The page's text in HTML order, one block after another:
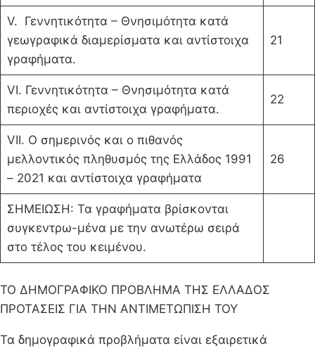
V. Γεννητικότητα – Θνησιμότητα κατά
γεωγραφικά διαμερίσματα και αντίστοιχα
γραφήματα.
21
VI. Γεννητικότητα – Θνησιμότητα κατά
περιοχές και αντίστοιχα γραφήματα.
22
VΙΙ. Ο σημερινός και ο πιθανός
μελλοντικός πλη­θυσμός της Ελλάδος 1991
– 2021 και αντίστοιχα γραφήματα
26
ΣΗΜΕΙΩΣΗ: Τα γραφήματα βρίσκονται
συγκεντρω-μένα με την ανωτέρω σειρά
στο τέλος του κειμένου.
ΤΟ ΔΗΜΟΓΡΑΦΙΚΟ ΠΡΟΒΛΗΜΑ ΤΗΣ ΕΛΛΑΔΟΣ
ΠΡΟΤΑΣΕΙΣ ΓΙΑ ΤΗΝ ΑΝΤΙΜΕΤΩΠΙΣΗ ΤΟΥ
Τα δημογραφικά προβλήματα είναι εξαιρετικά